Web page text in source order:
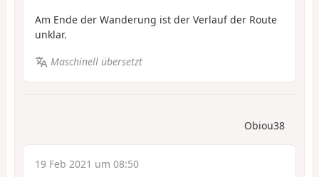
Am Ende der Wanderung ist der Verlauf der Route
unklar.
Maschinell übersetzt
Obiou38
19 Feb 2021 um 08:50